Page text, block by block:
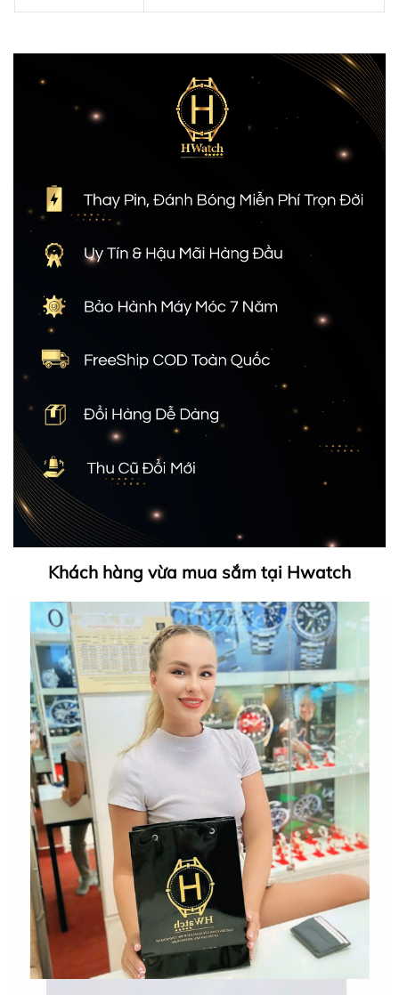
Khách hàng vừa mua sắm tại Hwatch